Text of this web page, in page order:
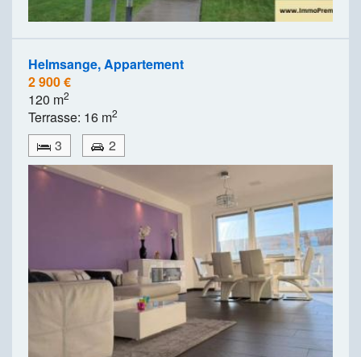
Helmsange, Appartement
2 900 €
120 m2
Terrasse: 16 m2
3 2